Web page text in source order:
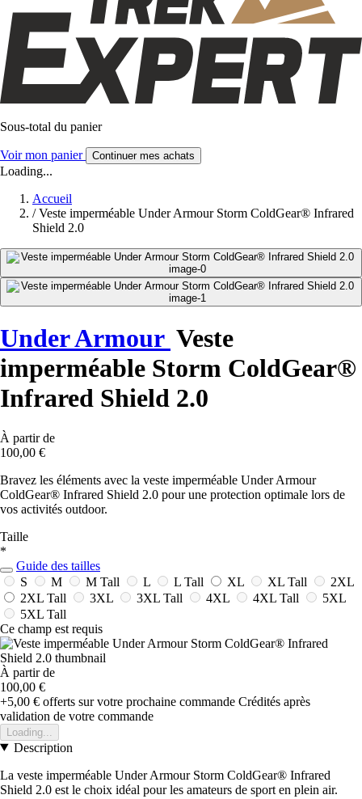
Sous-total du panier
Voir mon panier Continuer mes achats
Loading...
Accueil
/ Veste imperméable Under Armour Storm ColdGear® Infrared
Shield 2.0
Under Armour Veste
imperméable Storm ColdGear®
Infrared Shield 2.0
À partir de
100,00 €
Bravez les éléments avec la veste imperméable Under Armour
ColdGear® Infrared Shield 2.0 pour une protection optimale lors de
vos activités outdoor.
Taille
*
Guide des tailles
S
M M Tall L L Tall XL XL Tall
2XL
2XL Tall
3XL 3XL Tall 4XL 4XL Tall
5XL
5XL Tall
Ce champ est requis
À partir de
100,00 €
+5,00 € offerts sur votre prochaine commande Crédités après
validation de votre commande
Loading...
Description
La veste imperméable Under Armour Storm ColdGear® Infrared
Shield 2.0 est le choix idéal pour les amateurs de sport en plein air.